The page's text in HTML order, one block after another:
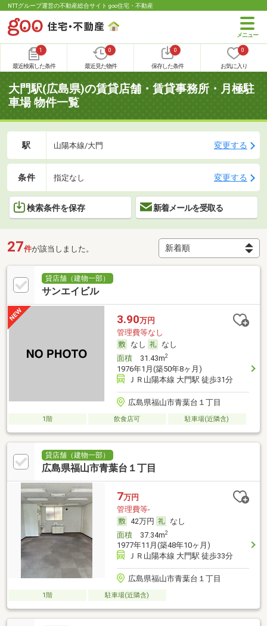
NTTグループ運営の不動産総合サイト goo住宅・不動産
1
最近検索した条件
0
最近見た物件
0
保存した条件
0
お気に入り
大門駅(広島県)の賃貸店舗・賃貸事務所・月極駐
車場 物件一覧
駅 山陽本線/大門 変更する
条件 指定なし 変更する
検索条件を保存 新着メールを受取る
27件が該当しました。
貸店舗（建物一部）
サンエイビル
3.90万円
管理費等なし
なし
なし
面積31.43m2
1976年1月(築50年8ヶ月)
ＪＲ山陽本線 大門駅 徒歩31分
広島県福山市青葉台１丁目
1階 飲食店可 駐車場(近隣含)
貸店舗（建物一部）
広島県福山市青葉台１丁目
7万円
管理費等-
42万円
なし
面積37.34m2
1977年11月(築48年10ヶ月)
ＪＲ山陽本線 大門駅 徒歩33分
広島県福山市青葉台１丁目
1階 駐車場(近隣含)